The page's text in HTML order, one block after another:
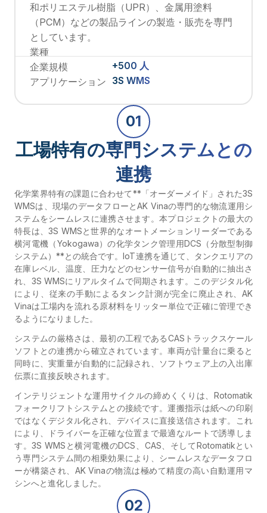
和ポリエステル樹脂（UPR）、金属用塗料
（PCM）などの製品ラインの製造・販売を専門
としています。
業種
企業規模
+500 人
アプリケーション 3S WMS
01
工場特有の専門システムとの
連携
化学業界特有の課題に合わせて**「オーダーメイド」された3S
WMSは、現場のデータフローとAK Vinaの専門的な物流運用シ
ステムをシームレスに連携させます。本プロジェクトの最大の
特長は、3S WMSと世界的なオートメーションリーダーである
横河電機（Yokogawa）の化学タンク管理用DCS（分散型制御
システム）**との統合です。IoT連携を通じて、タンクエリアの
在庫レベル、温度、圧力などのセンサー信号が自動的に抽出さ
れ、3S WMSにリアルタイムで同期されます。このデジタル化
により、従来の手動によるタンク計測が完全に廃止され、AK
Vinaは工場内を流れる原材料をリッター単位で正確に管理でき
るようになりました。
システムの厳格さは、最初の工程であるCASトラックスケール
ソフトとの連携から確立されています。車両が計量台に乗ると
同時に、実重量が自動的に記録され、ソフトウェア上の入出庫
伝票に直接反映されます。
インテリジェントな運用サイクルの締めくくりは、Rotomatik
フォークリフトシステムとの接続です。運搬指示は紙への印刷
ではなくデジタル化され、デバイスに直接送信されます。これ
により、ドライバーを正確な位置まで最適なルートで誘導しま
す。3S WMSと横河電機のDCS、CAS、そしてRotomatikとい
う専門システム間の相乗効果により、シームレスなデータフロ
ーが構築され、AK Vinaの物流は極めて精度の高い自動運用マ
シンへと進化しました。
02